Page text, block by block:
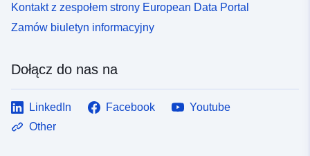
Kontakt z zespołem strony European Data Portal
Zamów biuletyn informacyjny
Dołącz do nas na
LinkedIn Facebook
Youtube
Other